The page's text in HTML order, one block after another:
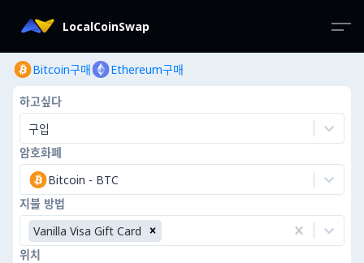
LocalCoinSwap
Bitcoin구매 Ethereum구매
하고싶다
구입
암호화폐
Bitcoin - BTC
지불 방법
Vanilla Visa Gift Card
위치